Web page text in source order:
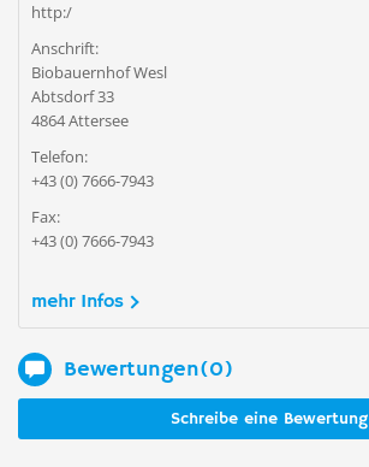
http:/
Anschrift:
Biobauernhof Wesl
Abtsdorf 33
4864 Attersee
Telefon:
+43 (0) 7666-7943
Fax:
+43 (0) 7666-7943
mehr Infos
Bewertungen(0)
Schreibe eine Bewertung